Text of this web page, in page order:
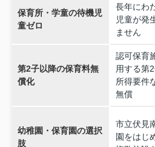
保育所・学童の待機児
童ゼロ
長年にわ
児童が発
ません
第2子以降の保育料無
償化
認可保育
用する第
所得要件
無償
幼稚園・保育園の選択
肢
市立伏見
園をはじ